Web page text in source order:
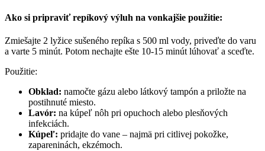
Ako si pripraviť repíkový výluh na vonkajšie použitie:
Zmiešajte 2 lyžice sušeného repíka s 500 ml vody, priveďte do varu
a varte 5 minút. Potom nechajte ešte 10-15 minút lúhovať a sceďte.
Použitie:
Obklad: namočte gázu alebo látkový tampón a priložte na
postihnuté miesto.
Lavór: na kúpeľ nôh pri opuchoch alebo plesňových
infekciách.
Kúpeľ: pridajte do vane – najmä pri citlivej pokožke,
zapareninách, ekzémoch.